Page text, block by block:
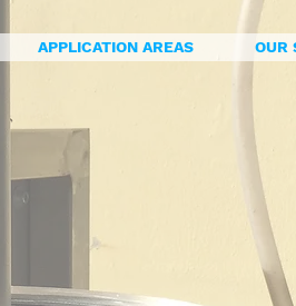
APPLICATION AREAS OUR